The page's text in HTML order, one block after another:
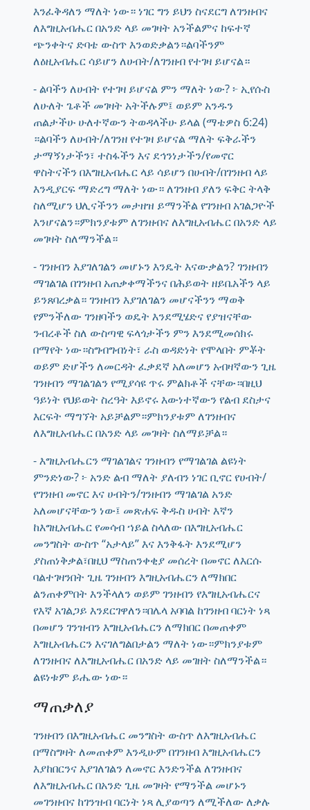
እንፈቅዳለን ማለት ነው። ነገር ግን ይህን ስናደርግ ለገንዘብና
ለእግዚአብሔር በአንድ ላይ መገዛት አንችልምና ከፍተኛ
ጭንቀትና ድባቴ ውስጥ እንወድቃልን።ልባችንም
ለዕዚአብሔር ሳይሆን ለሀብት/ለገንዘብ የተገዛ ይሆናል።
- ልባችን ለሀብት የተገዛ ይሆናል ምን ማለት ነው? ፦ ኢየሱስ
ለሁለት ጌቶች መገዛት አትችሉም፤ ወይም አንዱን
ጠልታችሁ ሁለተኛውን ትወዳላችሁ ይላል (ማቴዎስ 6:24)
።ልባችን ለሀብት/ለገንዘ የተገዛ ይሆናል ማለት ፍቅራችን
ታማኝነታችን፣ ተስፋችን እና ደኅንነታችን/የመኖር
ዋስትናችን በእግዚአብሔር ላይ ሳይሆን በሀብት/በገንዘብ ላይ
እንዲያርፍ ማድረግ ማለት ነው። ለገንዘብ ያለን ፍቅር ትላቅ
ስለሚሆን ህሊናችንን መታዘዝ ይማንችል የገንዘብ አገልጋዮች
እንሆናልን።ምክንያቱም ለገንዘብና ለእግዚአብሔር በአንድ ላይ
መገዛት ስለማንችል።
- ገንዘብን እያገለገልን መሆኑን እንዴት እናውቃልን? ገንዘብን
ማገልገል በገንዘብ አጠቃቀማችንና በሕይወት ዘይቤአችን ላይ
ይንጸባረቃል። ገንዘብን እያገለገልን መሆናችንን ማወቅ
የምንችለው ገንዘባችን ወዴት እንደሚሄድና የያዝናቸው
ንብረቶች ስለ ውስጣዊ ፍላጎታችን ምን እንደሚመሰክሩ
በማየት ነው።ስግብግብነት፣ ራስ ወዳድነት የሞላበት ምቾት
ወይም ድሆችን ለመርዳት ፈቃደኛ አለመሆን አብዛኛውን ጊዜ
ገንዘብን ማገልገልን የሚያሳዩ ጥሩ ምልክቶች ናቸው።በዚህ
ዓይነት የህይወት ስረዓት እይኖሩ እውነተኛውን የልብ ደስታና
እርፍት ማግኘት አይቻልም።ምክንያቱም ለገንዘብና
ለእግዚአብሔር በአንድ ላይ መገዛት ስለማይቻል።
- እግዚአብሔርን ማገልገልና ገንዘብን የማገልገል ልዩነት
ምንድነው? ፦ አንድ ልብ ማለት ያለብን ነገር ቢኖር የሀብት/
የገንዘብ መኖር እና ሀብትን/ገንዘብን ማገልገል አንድ
አለመሆናቸውን ነው፤ መጽሐፍ ቅዱስ ሀብት እኛን
ከእግዚአብሔር የመሳብ ኀይል ስላለው በእግዚአብሔር
መንግስት ውስጥ “አታላይ” እና እንቅፋት እንደሚሆን
ያስጠነቅቃል፣በዚህ ማስጠንቀቂያ መሰረት በመኖር ለእርሱ
ባልተገዛንበት ጊዜ ገንዘብን እግዚአብሔርን ለማክበር
ልንጠቀምበት እንችላለን ወይም ገንዘብን የእግዚአብሔርና
የእኛ አገልጋይ እንደርገዋለን።በሌላ አባባል ከገንዘብ ባርነት ነጻ
በመሆን ገንዝብን እግዚአብሔርን ለማክበር በመጠቀም
እግዚአብሔርን እናገለግልበታልን ማለት ነው።ምክንያቱም
ለገንዘብና ለእግዚአብሔር በአንድ ላይ መገዘት ስለማንችል።
ልዩነቱም ይሔው ነው።
ማጠቃለያ
ገንዘብን በእግዚአብሔር መንግስት ውስጥ ለእግዚአብሔር
በማስግዛት ለመጠቀም እንዲሁም በገንዘብ እግዚአብሔርን
እያከበርንና እያገለገልን ለመኖር እንድንችል ለገንዘብና
ለእግዚአብሔር በአንድ ጊዜ መገዛት የማንችል መሆኑን
መገንዘብና ከገንዝብ ባርነት ነጻ ሊያወጣን ለሚችለው ለቃሉ